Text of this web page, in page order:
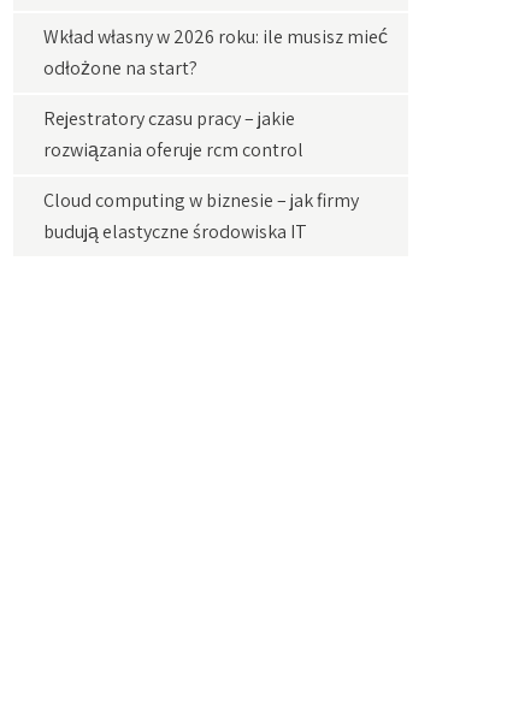
Wkład własny w 2026 roku: ile musisz mieć
odłożone na start?
Rejestratory czasu pracy – jakie
rozwiązania oferuje rcm control
Cloud computing w biznesie – jak firmy
budują elastyczne środowiska IT